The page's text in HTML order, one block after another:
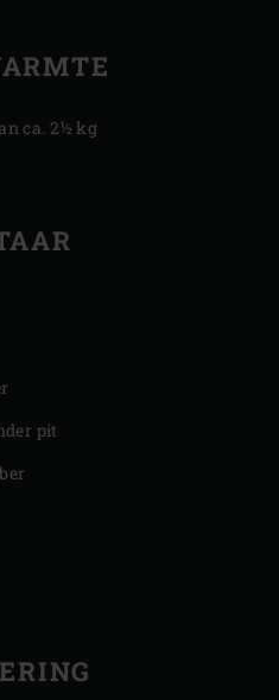
ca. 2½ kg
pit